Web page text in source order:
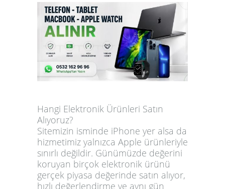
Hangi Elektronik Ürünleri Satın
Alıyoruz?
Sitemizin isminde iPhone yer alsa da
hizmetimiz yalnızca Apple ürünleriyle
sınırlı değildir. Günümüzde değerini
koruyan birçok elektronik ürünü
gerçek piyasa değerinde satın alıyor,
hızlı değerlendirme ve aynı gün